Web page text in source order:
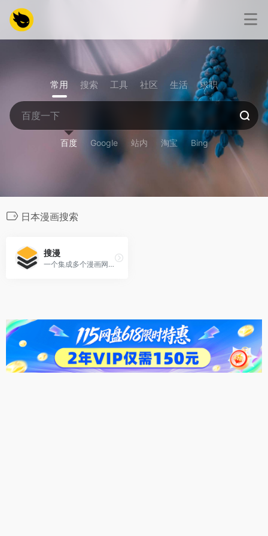
常用 搜索 工具 社区 生活 求职
百度 Google 站内 淘宝 Bing
日本漫画搜索
搜漫
一个集成多个漫画网站资源的搜索引擎平台，专注于为用户提供便捷、高效的漫画搜索服务。